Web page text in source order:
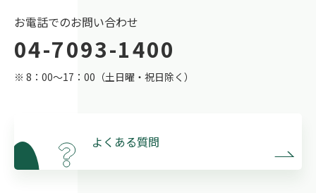
お電話でのお問い合わせ
04-7093-1400
※ 8：00〜17：00（土日曜・祝日除く）
よくある質問